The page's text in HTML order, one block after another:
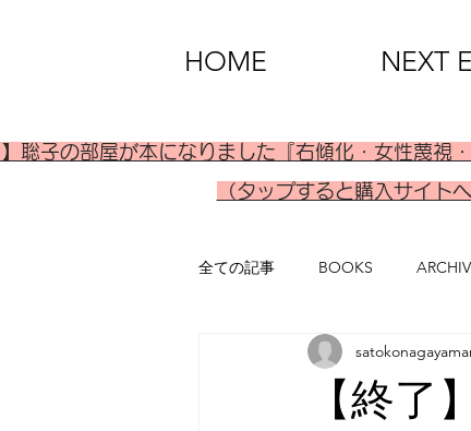
HOME NEXT
聡子の部屋が本になりました『右傾化・女性蔑視
（タップすると購入サイトへ
全ての記事 BOOKS
【終